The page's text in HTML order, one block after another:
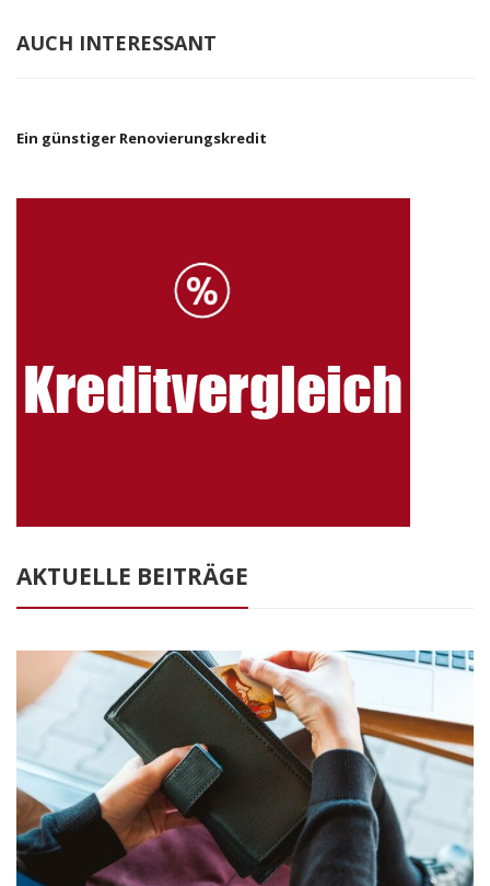
AUCH INTERESSANT
Ein günstiger Renovierungskredit
AKTUELLE BEITRÄGE